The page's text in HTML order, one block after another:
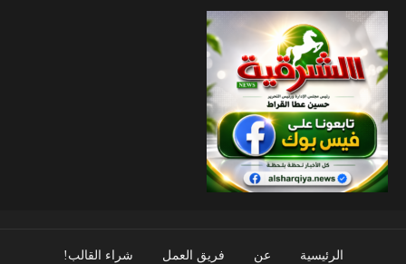
الرئيسية عن فريق العمل شراء القالب!